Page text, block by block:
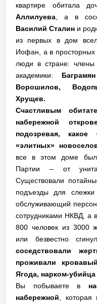
квартире обитала
Аллилуева , а в
Василий Сталин и
из первых в дом
Иофан, а в просторных
люди в стране:
академики:
Ворошилов,
Хрущев.
Счастливым
набережной
подозревая,
«элитных»
все в этом доме
Партии – от
Существовали
подъезды для
обслуживающий
сотрудниками НКВД, а
800 человек из 3000
или безвестно
соседствовали
проживали
Ягода, нарком-
Вы побываете в
набережной ,